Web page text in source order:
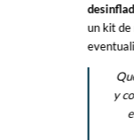
un kit de
y